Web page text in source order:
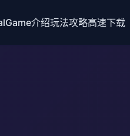
介绍玩法攻略高速下载